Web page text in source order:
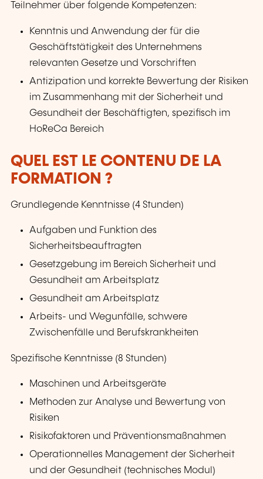
Teilnehmer über folgende Kompetenzen:
Kenntnis und Anwendung der für die
Geschäftstätigkeit des Unternehmens
relevanten Gesetze und Vorschriften
Antizipation und korrekte Bewertung der Risiken
im Zusammenhang mit der Sicherheit und
Gesundheit der Beschäftigten, spezifisch im
HoReCa Bereich
QUEL EST LE CONTENU DE LA
FORMATION ?
Grundlegende Kenntnisse (4 Stunden)
Aufgaben und Funktion des
Sicherheitsbeauftragten
Gesetzgebung im Bereich Sicherheit und
Gesundheit am Arbeitsplatz
Gesundheit am Arbeitsplatz
Arbeits- und Wegunfälle, schwere
Zwischenfälle und Berufskrankheiten
Spezifische Kenntnisse (8 Stunden)
Maschinen und Arbeitsgeräte
Methoden zur Analyse und Bewertung von
Risiken
Risikofaktoren und Präventionsmaßnahmen
Operationnelles Management der Sicherheit
und der Gesundheit (technisches Modul)